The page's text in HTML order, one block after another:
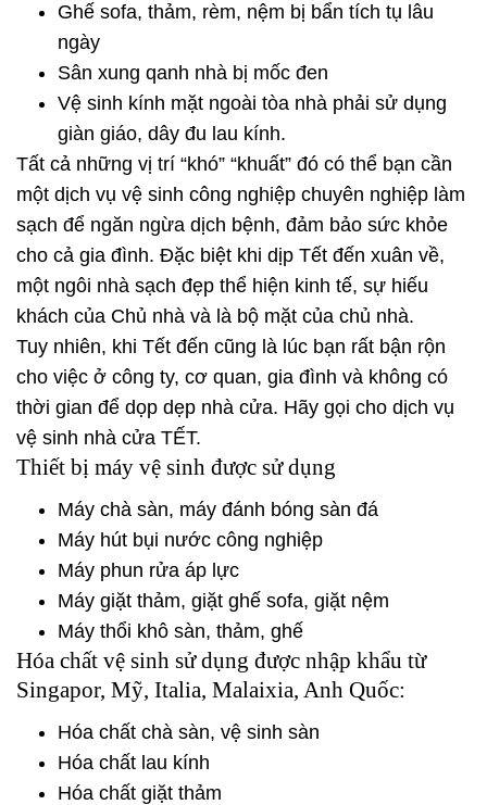
Ghế sofa, thảm, rèm, nệm bị bẩn tích tụ lâu
ngày
Sân xung qanh nhà bị mốc đen
Vệ sinh kính mặt ngoài tòa nhà phải sử dụng
giàn giáo, dây đu lau kính.
Tất cả những vị trí “khó” “khuất” đó có thể bạn cần
một dịch vụ vệ sinh công nghiệp chuyên nghiệp làm
sạch để ngăn ngừa dịch bệnh, đảm bảo sức khỏe
cho cả gia đình. Đặc biệt khi dịp Tết đến xuân về,
một ngôi nhà sạch đẹp thể hiện kinh tế, sự hiếu
khách của Chủ nhà và là bộ mặt của chủ nhà.
Tuy nhiên, khi Tết đến cũng là lúc bạn rất bận rộn
cho việc ở công ty, cơ quan, gia đình và không có
thời gian để dọp dẹp nhà cửa. Hãy gọi cho dịch vụ
vệ sinh nhà cửa TẾT.
Thiết bị máy vệ sinh được sử dụng
Máy chà sàn, máy đánh bóng sàn đá
Máy hút bụi nước công nghiệp
Máy phun rửa áp lực
Máy giặt thảm, giặt ghế sofa, giặt nệm
Máy thổi khô sàn, thảm, ghế
Hóa chất vệ sinh sử dụng được nhập khẩu từ
Singapor, Mỹ, Italia, Malaixia, Anh Quốc:
Hóa chất chà sàn, vệ sinh sàn
Hóa chất lau kính
Hóa chất giặt thảm